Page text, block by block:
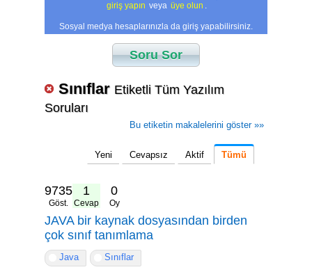
giriş yapın veya üye olun
Sosyal medya hesaplarınızla da giriş yapabilirsiniz.
Soru Sor
Sınıflar Etiketli Tüm Yazılım
Soruları
Bu etiketin makalelerini göster »»
Yeni Cevapsız Aktif Tümü
9735
Göst.
1
Cevap
0
Oy
JAVA bir kaynak dosyasından birden
çok sınıf tanımlama
Java Sınıflar